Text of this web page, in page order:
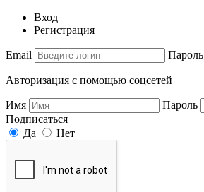
Вход
Регистрация
Email Пароль
Авторизация с помощью соцсетей
Имя Пароль
Подписаться
Да
Нет